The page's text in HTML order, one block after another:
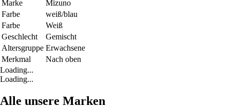
Marke
Mizuno
Farbe
weiß/blau
Farbe
Weiß
Geschlecht
Gemischt
Altersgruppe Erwachsene
Merkmal
Nach oben
Loading...
Loading...
Alle unsere Marken